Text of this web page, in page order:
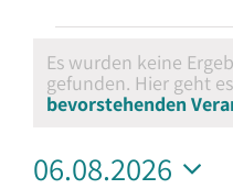
Veranstaltungen
Hinweis
Es wurden keine
gefunden. Hier geht
bevorstehenden
06.08.2026